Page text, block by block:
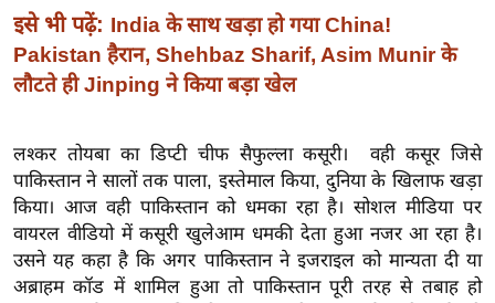
म
नो
रं
ज
ग
त
बॉ
ली
इसे भी पढ़ें: India के साथ खड़ा हो गया China!
Pakistan हैरान, Shehbaz Sharif, Asim Munir के
लौटते ही Jinping ने किया बड़ा खेल
लश्कर तोयबा का डिप्टी चीफ सैफुल्ला कसूरी। वही कसूर जिसे
पाकिस्तान ने सालों तक पाला, इस्तेमाल किया, दुनिया के खिलाफ खड़ा
किया। आज वही पाकिस्तान को धमका रहा है। सोशल मीडिया पर
वायरल वीडियो में कसूरी खुलेआम धमकी देता हुआ नजर आ रहा है।
उसने यह कहा है कि अगर पाकिस्तान ने इजराइल को मान्यता दी या
अब्राहम कॉड में शामिल हुआ तो पाकिस्तान पूरी तरह से तबाह हो